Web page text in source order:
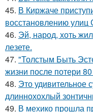
45. В Киржаче
восстановлению
46. Эй, народ, хоть
лезете.
47. "Толстым Быть
жизни после потери 80
48. Это удивительное
длиннохохлый
49. В мехико прошла